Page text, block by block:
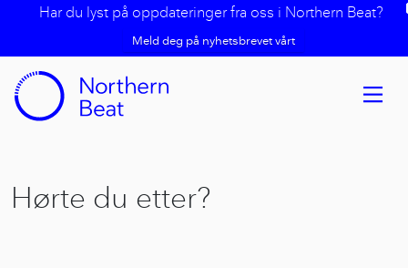
Har du lyst på oppdateringer fra oss i Northern Beat?
Meld deg på nyhetsbrevet vårt
Hørte du etter?